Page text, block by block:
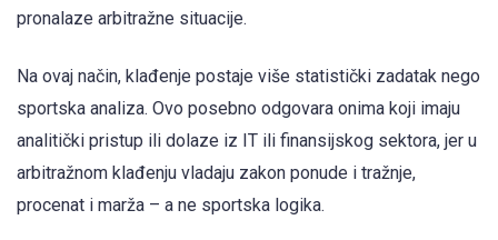
pronalaze arbitražne situacije.
Na ovaj način, klađenje postaje više statistički zadatak nego
sportska analiza. Ovo posebno odgovara onima koji imaju
analitički pristup ili dolaze iz IT ili finansijskog sektora, jer u
arbitražnom klađenju vladaju zakon ponude i tražnje,
procenat i marža – a ne sportska logika.